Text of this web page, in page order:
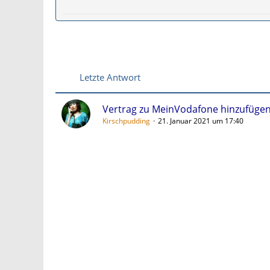
Letzte Antwort
Vertrag zu MeinVodafone
Kirschpudding 21. Januar 2021 um 17:40